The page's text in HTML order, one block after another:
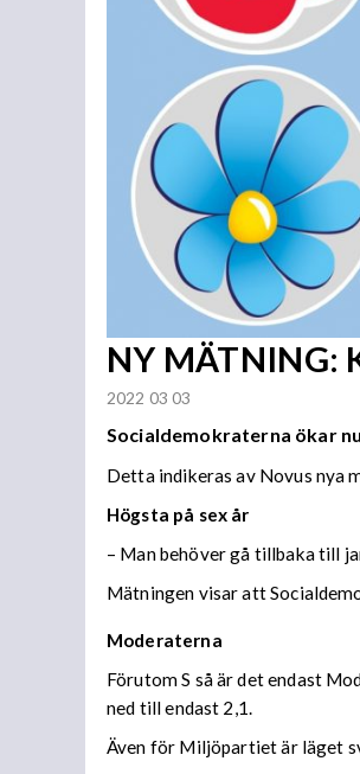
NY
2022 03 03
Socialdemokraterna ökar
Detta indikeras av Novus nya
Högsta på sex år
– Man behöver gå tillbaka till
Mätningen visar att
Moderaterna
Förutom S så är det endast
ned till endast 2,1.
Även för Miljöpartiet är läget